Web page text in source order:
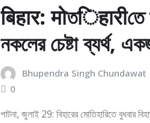
बिहार: मोতिहारीতে
নকলের চেষ্টা ব্যর্থ,
Bhupendra Singh Chundawat
0
পাটনা, জুলাই 29: বিহারের মোতিহারিতে বুধবার